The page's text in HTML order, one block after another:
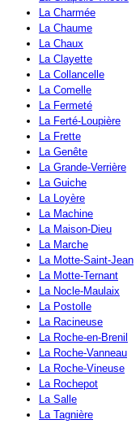
La Charmée
La Chaume
La Chaux
La Clayette
La Collancelle
La Comelle
La Fermeté
La Ferté-Loupière
La Frette
La Genête
La Grande-Verrière
La Guiche
La Loyère
La Machine
La Maison-Dieu
La Marche
La Motte-Saint-Jean
La Motte-Ternant
La Nocle-Maulaix
La Postolle
La Racineuse
La Roche-en-Brenil
La Roche-Vanneau
La Roche-Vineuse
La Rochepot
La Salle
La Tagnière